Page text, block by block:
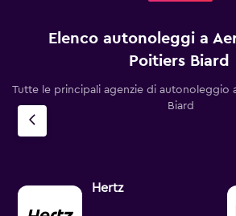
Elenco autonoleggi a
Poitiers Biard
Tutte le principali agenzie di autonoleggio
Biard
Hertz